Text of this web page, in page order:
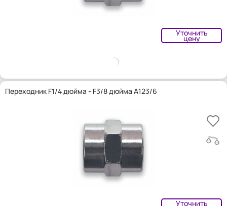
Уточнить
цену
Переходник F1/4 дюйма - F3/8 дюйма A123/6
Уточнить